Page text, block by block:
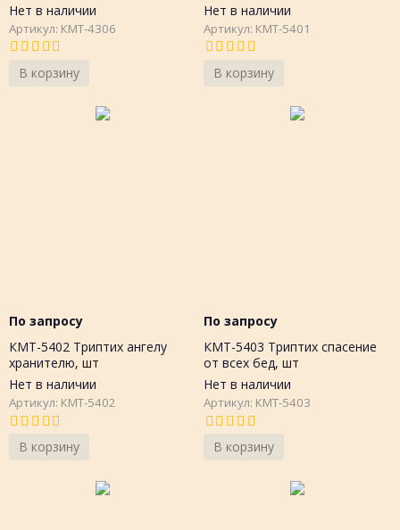
Нет в наличии
Артикул: КМТ-4306
В корзину
Нет в наличии
Артикул: КМТ-5401
В корзину
По запросу
КМТ-5402 Триптих ангелу
хранителю, шт
Нет в наличии
Артикул: КМТ-5402
В корзину
По запросу
КМТ-5403 Триптих спасение
от всех бед, шт
Нет в наличии
Артикул: КМТ-5403
В корзину